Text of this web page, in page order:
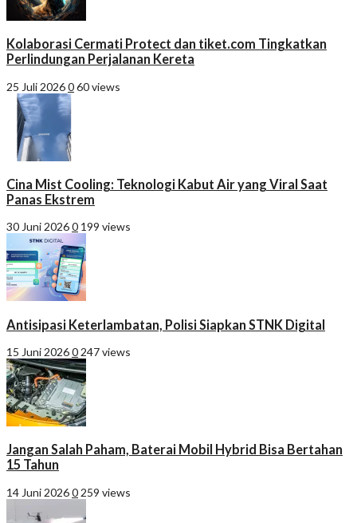
Kolaborasi Cermati Protect dan tiket.com Tingkatkan
Perlindungan Perjalanan Kereta
25 Juli 2026060 views
Cina Mist Cooling: Teknologi Kabut Air yang Viral Saat
Panas Ekstrem
30 Juni 20260 199 views
Antisipasi Keterlambatan, Polisi Siapkan STNK Digital
15 Juni 20260 247 views
Jangan Salah Paham, Baterai Mobil Hybrid Bisa Bertahan
15 Tahun
14 Juni 20260 259 views